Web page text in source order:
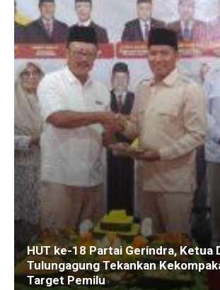
HUT ke-18 Partai Gerindra, Ketua
Tulungagung Tekankan
Target Pemilu